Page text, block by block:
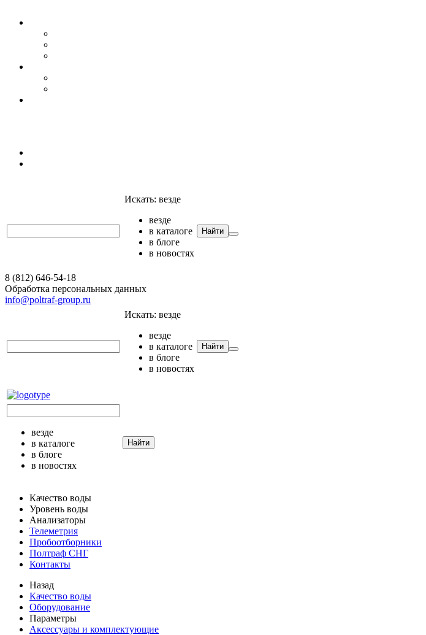
Искать: везде
везде
в каталоге
в блоге
в новостях
Найти
8 (812) 646-54-18
Обработка персональных данных
info@poltraf-group.ru
Искать: везде
везде
в каталоге
в блоге
в новостях
Найти
везде
в каталоге
в блоге
в новостях
Найти
Качество воды
Уровень воды
Анализаторы
Телеметрия
Пробоотборники
Полтраф СНГ
Контакты
Назад
Качество воды
Оборудование
Параметры
Аксессуары и комплектующие